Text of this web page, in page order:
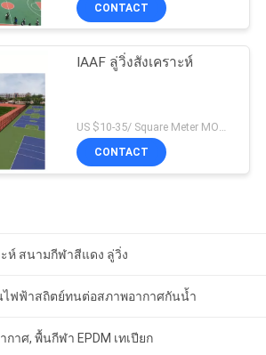
CONTACT
IAAF ลู่วิ่งสังเคราะห์
US $10-35/ Square Meter MOQ:/
CONTACT
ห์ สนามกีฬาสีแดง ลู่วิ่ง
ไฟฟ้าสถิตย์ทนต่อสภาพอากาศกันน้ำ
าศ, พื้นกีฬา EPDM เทเปียก